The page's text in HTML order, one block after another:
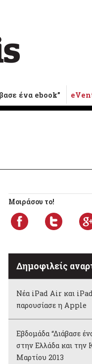
ένα ebook”
Μοιράσου το!
Δημοφιλείς
Νέα iPad Air και
παρουσίασε η Apple
Εβδομάδα “Διάβασε
στην Ελλάδα και την
Μαρτίου 2013